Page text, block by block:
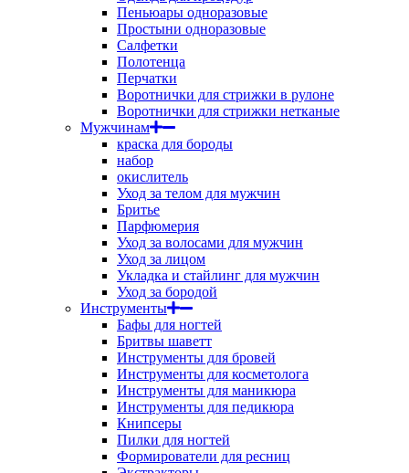
Пеньюары одноразовые
Простыни одноразовые
Салфетки
Полотенца
Перчатки
Воротнички для стрижки в рулоне
Воротнички для стрижки нетканые
Мужчинам
краска для бороды
набор
окислитель
Уход за телом для мужчин
Бритье
Парфюмерия
Уход за волосами для мужчин
Уход за лицом
Укладка и стайлинг для мужчин
Уход за бородой
Инструменты
Бафы для ногтей
Бритвы шаветт
Инструменты для бровей
Инструменты для косметолога
Инструменты для маникюра
Инструменты для педикюра
Книпсеры
Пилки для ногтей
Формирователи для ресниц